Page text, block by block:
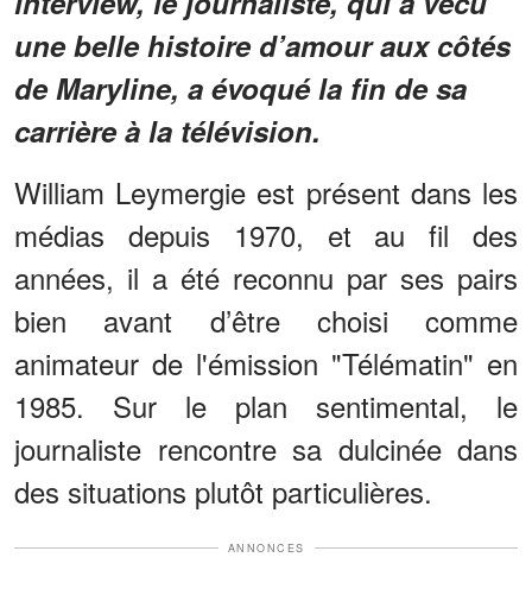
une belle histoire d’amour aux côtés
de Maryline, a évoqué la fin de sa
carrière à la télévision.
William Leymergie est présent dans les
médias depuis 1970, et au fil des
années, il a été reconnu par ses pairs
bien avant d’être choisi comme
animateur de l'émission "Télématin" en
1985. Sur le plan sentimental, le
journaliste rencontre sa dulcinée dans
des situations plutôt particulières.
ANNONCES